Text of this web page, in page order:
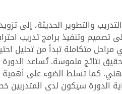
والتطوير الحديثة، إلى
تصميم وتنفيذ برامج تدريب
مراحل متكاملة تبدأ من تحليل
نتائج ملموسة. تُساعد
كما تسلط الضوء على
الدورة سيكون لدى المتدربين